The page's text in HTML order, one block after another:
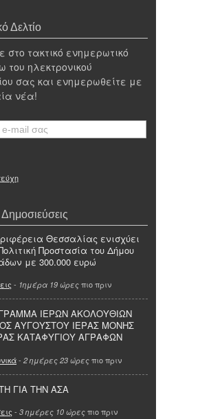
Δελτίο
στο τακτικό ενημερωτικό
του ηλεκτρονικού
σας και ενημερωθείτε με
νέα!
Θεσσαλίας ενισχύει
Προστασία του Δήμου
με 300.000 ευρώ
- 1ημέρα 19 ώρες πιο πριν
ΙΕΡΩΝ ΑΚΟΛΟΥΘΙΩΝ
ΑΥΓΟΥΣΤΟΥ ΙΕΡΑΣ ΜΟΝΗΣ
ΚΑΤΑΦΥΓΙΟΥ ΑΓΡΑΦΩΝ
- 2 ημέρες 23 ώρες πιο πριν
ΓΙΑ ΤΗΝ ΑΣΑ
- 3 ημέρες 10 ώρες πιο πριν